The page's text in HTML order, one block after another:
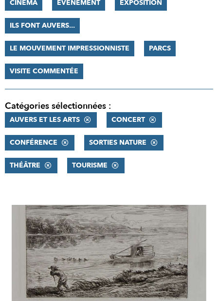
CINÉMA EVÈNEMENT EXPOSITION
ILS FONT AUVERS...
LE MOUVEMENT IMPRESSIONNISTE PARCS
VISITE COMMENTÉE
Catégories sélectionnées :
AUVERS ET LES ARTS CONCERT
CONFÉRENCE SORTIES NATURE
THÉÂTRE TOURISME
RÉSULTATS